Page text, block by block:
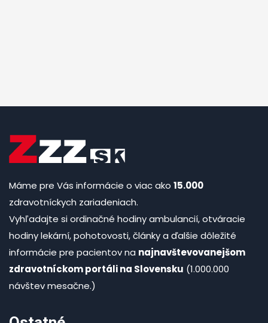
Máme pre Vás informácie o viac ako 15.000
zdravotníckych zariadeniach.
Vyhľadajte si ordinačné hodiny ambulancií, otváracie
hodiny lekární, pohotovosti, články a ďalšie dôležité
informácie pre pacientov na najnavštevovanejšom
zdravotníckom portáli na Slovensku (1.000.000
návštev mesačne.)